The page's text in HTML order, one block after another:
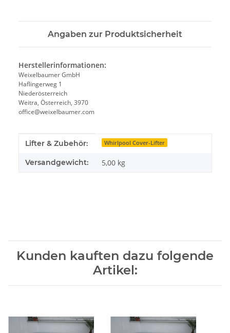
Angaben zur Produktsicherheit
Herstellerinformationen:
Weixelbaumer GmbH
Haflingerweg 1
Niederösterreich
Weitra, Österreich, 3970
office@weixelbaumer.com
Produkteigenschaft
Wert
Lifter & Zubehör: Whirlpool Cover-Lifter
Versandgewicht: 5,00 kg
Kunden kauften dazu folgende
Artikel: